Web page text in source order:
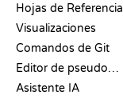
Hojas de Referencia
Visualizaciones
Comandos de Git
Editor de pseudocódigo
Asistente IA